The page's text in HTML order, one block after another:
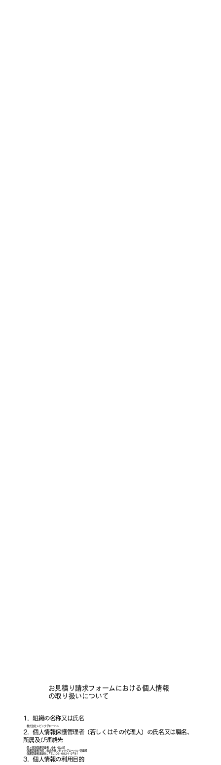
お見積り請求フォームにおける個人情報
の取り扱いについて
1. 組織の名称又は氏名
株式会社レビックグローバル
2. 個人情報保護管理者（若しくはその代理人）の氏名又は職名、
所属及び連絡先
個人情報保護管理者：中村 信太郎
保護管理者所属：株式会社レビックグローバル 管理部
​保護管理者連絡先：TEL:03-6824-9781
3. 個人情報の利用目的